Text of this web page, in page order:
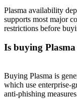
Plasma availability
supports most major
restrictions before
Is buying Plasma
Buying Plasma is
which use enterprise-
anti-phishing